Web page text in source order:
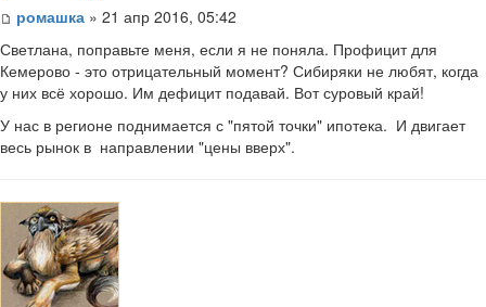
ромашка » 21 апр 2016, 05:42
Светлана, поправьте меня, если я не поняла. Профицит для
Кемерово - это отрицательный момент? Сибиряки не любят, когда
у них всё хорошо. Им дефицит подавай. Вот суровый край!
У нас в регионе поднимается с "пятой точки" ипотека. И двигает
весь рынок в направлении "цены вверх".